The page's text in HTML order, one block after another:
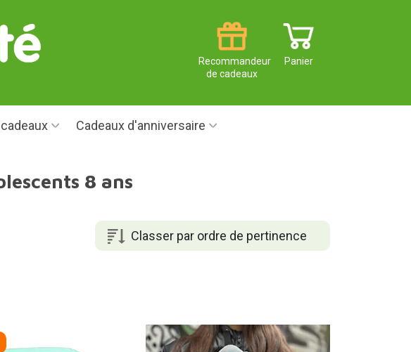
Panier
Recommandeur
de cadeaux
Cadeaux d'anniversaire
8 ans
Classer par ordre de pertinence